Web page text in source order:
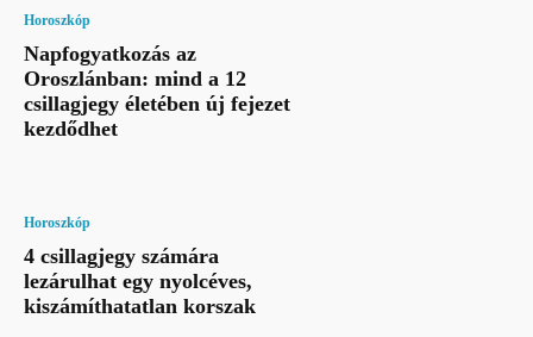
Horoszkóp
Napfogyatkozás az
Oroszlánban: mind a 12
csillagjegy életében új fejezet
kezdődhet
Horoszkóp
4 csillagjegy számára
lezárulhat egy nyolcéves,
kiszámíthatatlan korszak